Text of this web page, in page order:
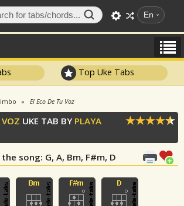
En
Top Uke Tabs
El Eco De Tu Voz
VOZ UKE TAB BY PLAYA
the song: G, A, Bm, F#m, D